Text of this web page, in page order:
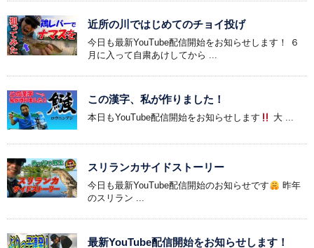
近所の川ではじめてのチョイ投げ
今日も最新YouTube配信開始をお知らせします！ ６
月に入って自粛あけしてから ...
この漢字、私が作りました！
本日もYouTube配信開始をお知らせします 大 ...
スリランカサイドストーリー
今日も最新YouTube配信開始のお知らせです
昨年
のスリラン ...
最新YouTube配信開始をお知らせします！